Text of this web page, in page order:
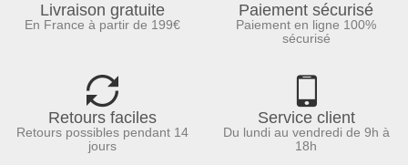
Livraison gratuite
En France à partir de 199€
Paiement sécurisé
Paiement en ligne 100%
sécurisé
Retours faciles
Retours possibles pendant 14
jours
Service client
Du lundi au vendredi de 9h à
18h